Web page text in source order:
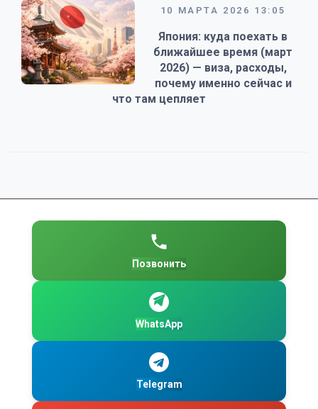
10 МАРТА 2026 13:05
Япония: куда поехать в
ближайшее время (март
2026) — виза, расходы,
почему именно сейчас и
что там цепляет
Позвонить
WhatsApp
Telegram